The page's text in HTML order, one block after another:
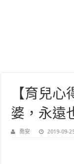
【育兒
婆，永遠
喬安 2019-09-